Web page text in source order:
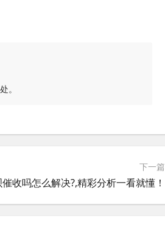
。
下一篇
收吗怎么解决?,精彩分析一看就懂！